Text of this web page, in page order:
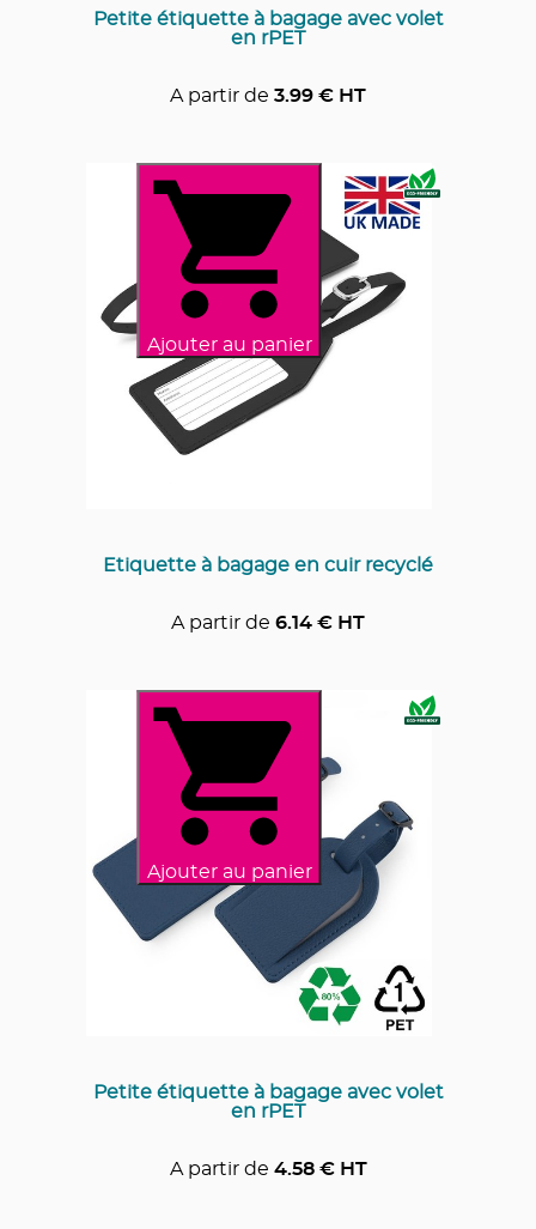
Petite étiquette à bagage avec volet
en rPET
A partir de 3.99 € HT
Ajouter au panier
Etiquette à bagage en cuir recyclé
A partir de 6.14 € HT
Ajouter au panier
Petite étiquette à bagage avec volet
en rPET
A partir de 4.58€ HT